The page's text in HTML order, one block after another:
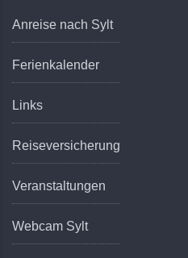
Anreise nach Sylt
Ferienkalender
Links
Reiseversicherung
Veranstaltungen
Webcam Sylt